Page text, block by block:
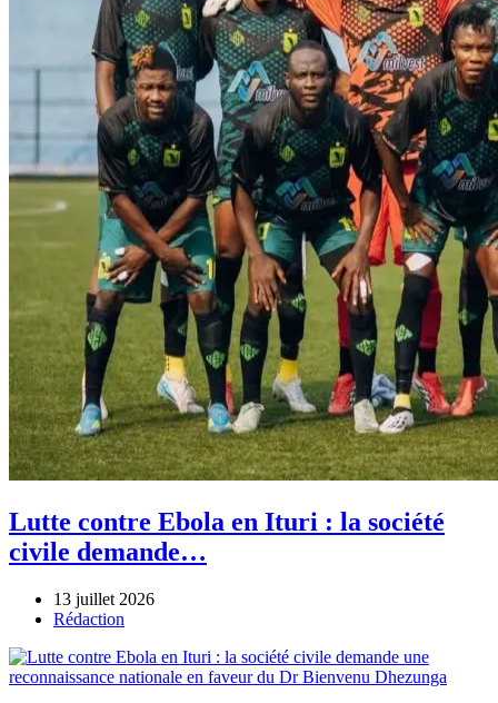
Lutte contre Ebola en Ituri : la société
civile demande…
13 juillet 2026
Author
Rédaction